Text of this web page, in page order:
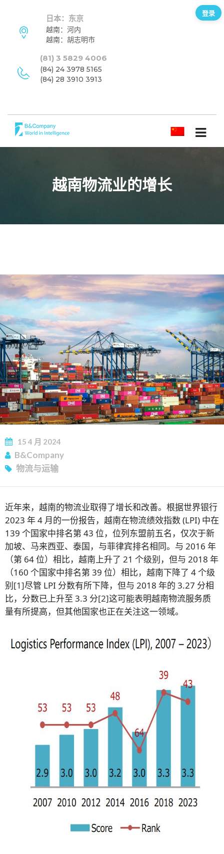
日本：东京
越南：河内
越南：胡志明市
(81) 3 5829 4006
(84) 24 3978 5165
(84) 28 3910 3913
简体中文
越南物流业的增长
15 4 月 2024
B&Company
物流与运输
近年来，越南的物流业取得了增长和改善。根据世界银行
2023 年 4 月的一份报告，越南在物流绩效指数 (LPI) 中在
139 个国家中排名第 43 位，位列东盟前五名，仅次于新
加坡、马来西亚、泰国，与菲律宾排名相同。与 2016 年
（第 64 位）相比，越南上升了 21 个级别，但与 2018 年
（160 个国家中排名第 39 位）相比，越南下降了 4 个级
别[1]尽管 LPI 分数有所下降，但与 2018 年的 3.27 分相
比，分数已上升至 3.3 分[2]这可能表明越南物流服务质
量有所提高，但其他国家也正在关注这一领域。
登录
订阅新闻通讯